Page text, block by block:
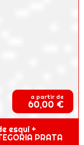
a partir de
60,00 €
esqui +
PRATA